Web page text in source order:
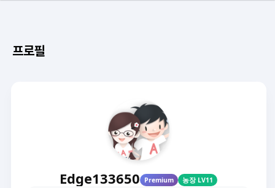
프로필
Edge133650 Premium 농장 LV11